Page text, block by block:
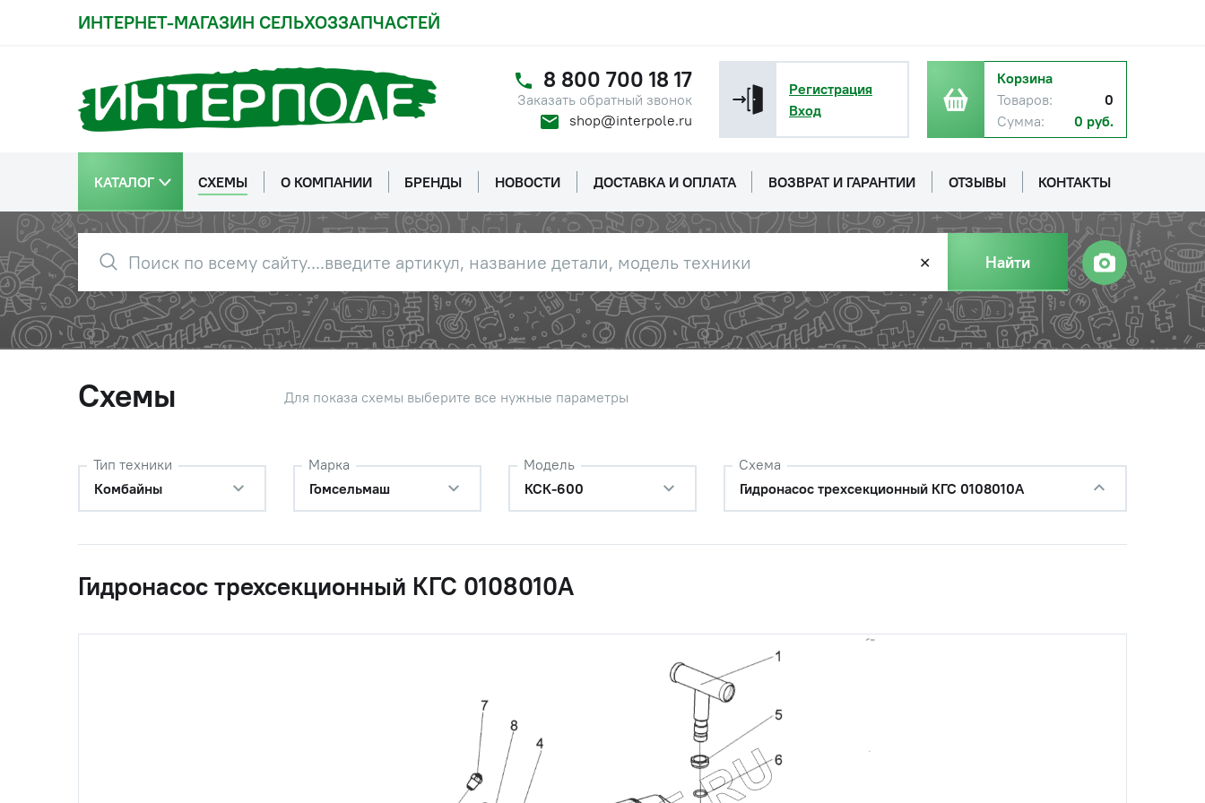
ИНТЕРНЕТ-МАГАЗИН СЕЛЬХОЗЗАПЧАСТЕЙ
8 800 700 18 17
Заказать обратный звонок
shop@interpole.ru
Регистрация
Вход
Корзина
Товаров:
0
Сумма:
0 руб.
КАТАЛОГ СХЕМЫ О КОМПАНИИ БРЕНДЫ НОВОСТИ ДОСТАВКА И ОПЛАТА ВОЗВРАТ И ГАРАНТИИ ОТЗЫВЫ КОНТАКТЫ
✕ Найти
Схемы Для показа схемы выберите все нужные параметры
Тип техники
Комбайны
Марка
Гомсельмаш
Модель
КСК-600
Схема
Гидронасос трехсекционный КГС 0108010А
Гидронасос трехсекционный КГС 0108010А
Гидронасос трехсекционный